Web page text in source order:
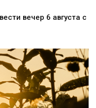
вечер 6 августа с